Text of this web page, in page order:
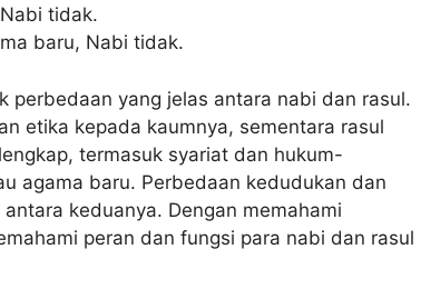
tidak.
baru, Nabi tidak.
perbedaan yang jelas antara nabi dan rasul.
etika kepada kaumnya, sementara rasul
termasuk syariat dan hukum-
agama baru. Perbedaan kedudukan dan
keduanya. Dengan memahami
peran dan fungsi para nabi dan rasul